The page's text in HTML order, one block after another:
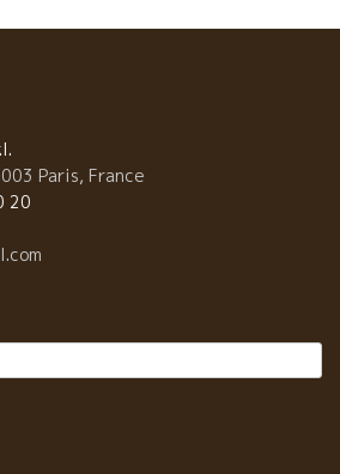
、 『Hermitageエルミタージュやクロー
の昔は白ワインの産地だったんだ。こ
の方が断然相性がいいんだ。しかも、
た時の白は格別に美味い。』
の旨味には、ルネジャンのワイ
。 鴨肉にはエルミタージの赤を
Paris, France
20